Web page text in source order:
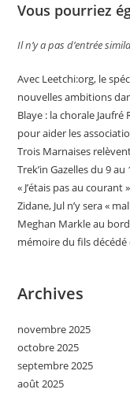
Vous pourriez
Il n’y a pas d’entrée
Avec Leetchi:org, le
nouvelles ambitions
Blaye : la chorale
pour aider les
Trois Marnaises
Trek’in Gazelles du 9
« J’étais pas au
Zidane, Jul n’y sera «
Meghan Markle au
mémoire du fils décédé
Archives
novembre 2025
octobre 2025
septembre 2025
août 2025